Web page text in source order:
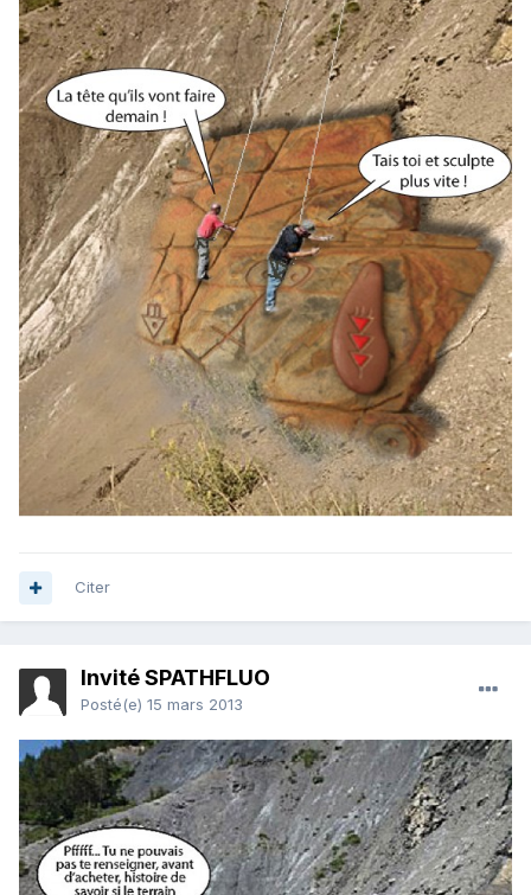
Citer
Invité SPATHFLUO
Posté(e) 15 mars 2013